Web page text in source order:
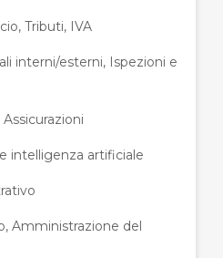
Tributi, IVA
interni/esterni, Ispezioni e
intelligenza artificiale
Amministrazione del